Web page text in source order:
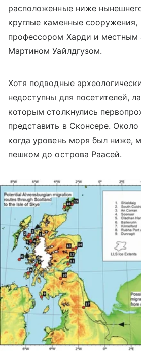
расположенные ниже
круглые каменные
профессором Харди и местным
Мартином Уайлдгузом.
Хотя подводные
недоступны для посетителей,
которым столкнулись
представить в Сконсере. Около
когда уровень моря был ниже,
пешком до острова Раасей.